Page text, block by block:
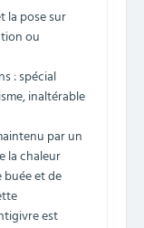
la pose sur
ou
: spécial
inaltérable
par un
la chaleur
et de
est